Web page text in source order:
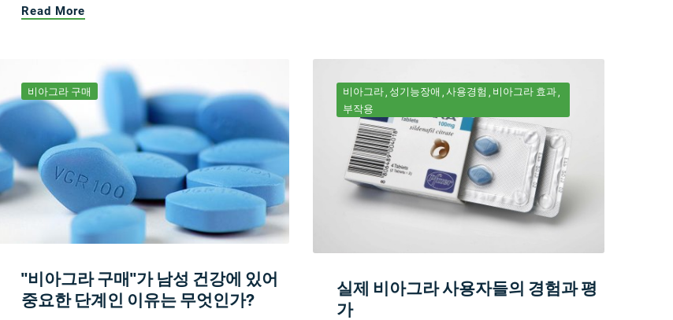
Read More
비아그라 구매
"비아그라 구매"가 남성 건강에 있어
중요한 단계인 이유는 무엇인가?
비아그라 성기능장애 사용경험
비아그라 효과
부작용
실제 비아그라 사용자들의 경험과 평
가